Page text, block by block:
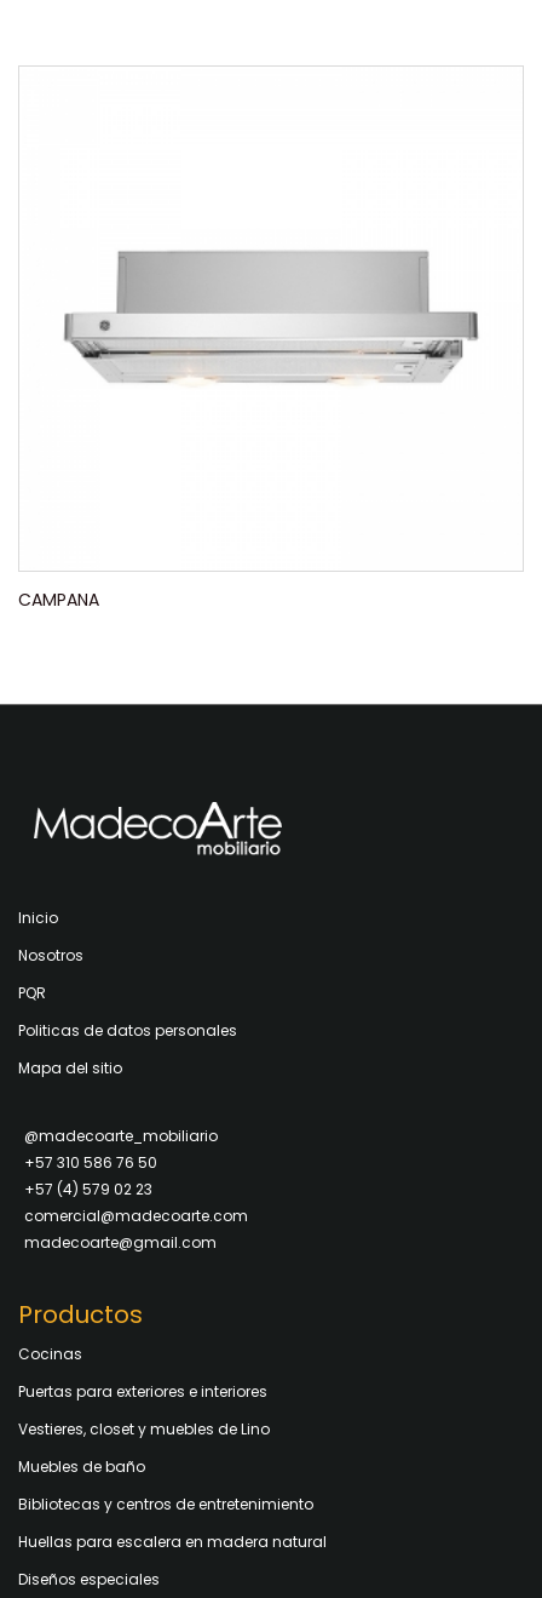
CAMPANA
Inicio
Nosotros
PQR
Politicas de datos personales
Mapa del sitio
@madecoarte_mobiliario
+57 310 586 76 50
+57 (4) 579 02 23
comercial@madecoarte.com
madecoarte@gmail.com
Productos
Cocinas
Puertas para exteriores e interiores
Vestieres, closet y muebles de Lino
Muebles de baño
Bibliotecas y centros de entretenimiento
Huellas para escalera en madera natural
Diseños especiales